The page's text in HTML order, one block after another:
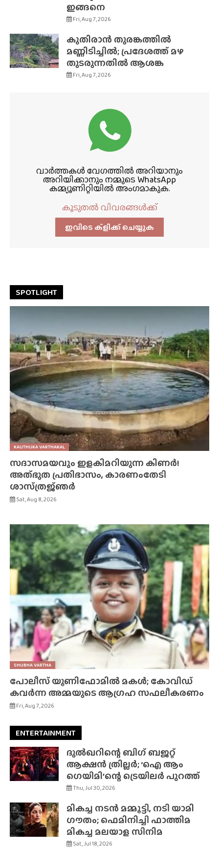
ഇങ്ങനെ
Fri, Aug 7, 2026
കുതിരാൻ തുരങ്കത്തിൽ
മണ്ണിടിച്ചിൽ; പ്രദേശത്ത് മഴ
തുടരുന്നതിൽ ആശങ്ക
Fri, Aug 7, 2026
വാർത്തകൾ വേഗത്തിൽ അറിയാനും
അറിയിക്കാനും നമ്മുടെ WhatsApp
കമ്മ്യൂണിറ്റിയിൽ അംഗമാകുക.
കൂടുതൽ വിവരങ്ങൾക്ക്
ഇവിടെ ക്ളിക്ക്‌ ചെയ്യുക
SPOTLIGHT
KAUTHUKA VARTHAKAL
സദാസമയവും ഇളകിമറിയുന്ന കിണർ!
അത്‌ഭുത പ്രതിഭാസം, കാരണംതേടി
ശാസ്‌ത്രജ്‌ഞർ
Sat, Aug 8, 2026
SHUBHA VARTHA
പോലീസ് യൂണിഫോമിൽ മകൾ; കോവിഡ്
കവർന്ന അമ്മയുടെ ആഗ്രഹ സഫലീകരണം
Fri, Aug 7, 2026
ENTERTAINMENT
ദുൽഖറിന്റെ ബിഗ് ബജറ്റ്
ആക്ഷൻ ത്രില്ലർ; ‘ഐ ആം
ഗെയിമി’ന്റെ ട്രെയിലർ പുറത്ത്
Thu, Jul 30, 2026
മികച്ച നടൻ മമ്മൂട്ടി, നടി യാമി
ഗൗതം; ഫെമിനിച്ചി ഫാത്തിമ
മികച്ച മലയാള സിനിമ
Sat, Jul 18, 2026